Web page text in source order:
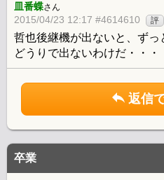
皿番蝶さん
2015/04/23 12:17 #4614610 評
哲也後継機が出ないと、ず
どうりで出ないわけだ・・・
返信
卒業